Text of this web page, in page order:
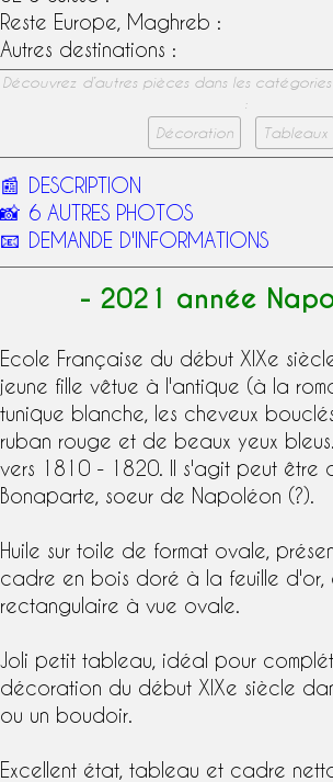
Reste Europe, Maghreb :
Autres destinations :
Découvrez d’autres pièces dans les
:
Décoration
Tableaux
📰 DESCRIPTION
📸 6 AUTRES PHOTOS
📧 DEMANDE D'INFORMATIONS
- 2021 année
Ecole Française du début XIXe
jeune fille vêtue à l'antique (à la
tunique blanche, les cheveux
ruban rouge et de beaux yeux bleus.
vers 1810 - 1820. Il s'agit peut être
Bonaparte , soeur de Napoléon (?).
Huile sur toile de format ovale,
cadre en bois doré à la feuille d'or
rectangulaire à vue ovale.
Joli petit tableau, idéal pour
décoration du début XIXe siècle
ou un boudoir.
Excellent état, tableau et cadre